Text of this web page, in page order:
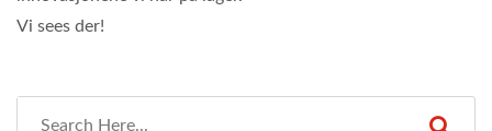
Vi sees der!